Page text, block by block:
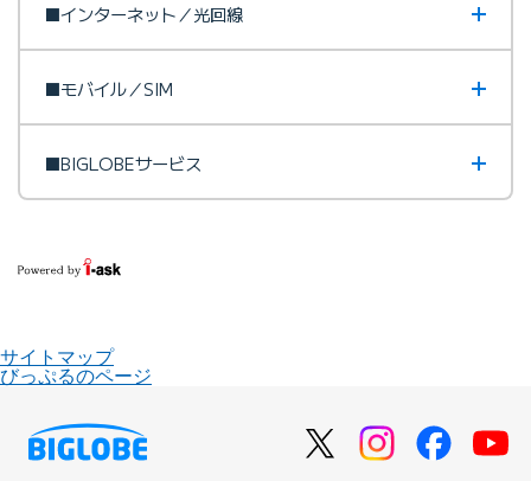
■インターネット／光回線
■モバイル／SIM
■BIGLOBEサービス
サイトマップ
びっぷるのページ